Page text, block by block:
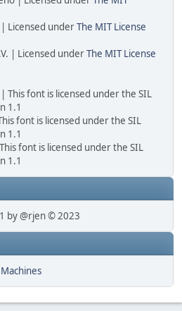
Licensed underThe MIT License
| Licensed underThe MIT License
This font is licensed under the SIL
1.1
font is licensed under the SIL
1.1
font is licensed under the SIL
1.1
by @rjen © 2023